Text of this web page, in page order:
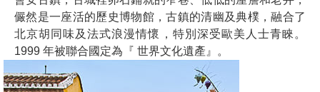
儼然是一座活的歷史博物館，古鎮的清幽及典樸，融合了
北京胡同味及法式浪漫情懷，特別深受歐美人士青睞。
1999 年被聯合國定為『 世界文化遺產』。